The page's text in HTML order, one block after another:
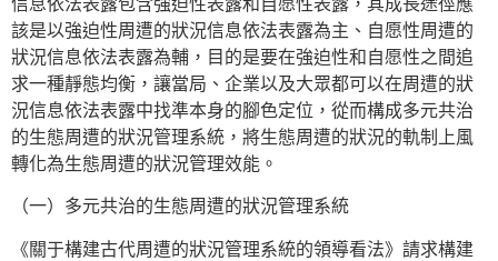
該是以強迫性周遭的狀況信息依法表露為主、自愿性周遭的
狀況信息依法表露為輔，目的是要在強迫性和自愿性之間追
求一種靜態均衡，讓當局、企業以及大眾都可以在周遭的狀
況信息依法表露中找準本身的腳色定位，從而構成多元共治
的生態周遭的狀況管理系統，將生態周遭的狀況的軌制上風
轉化為生態周遭的狀況管理效能。
（一）多元共治的生態周遭的狀況管理系統
《關于構建古代周遭的狀況管理系統的領導看法》請求構建